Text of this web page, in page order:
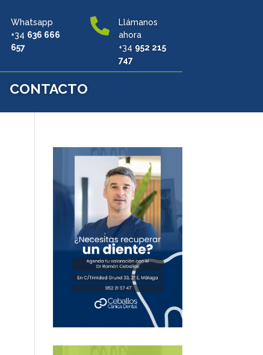
Whatsapp
+34 636 666
657

Llámanos
ahora
+34 952 215
747
CONTACTO